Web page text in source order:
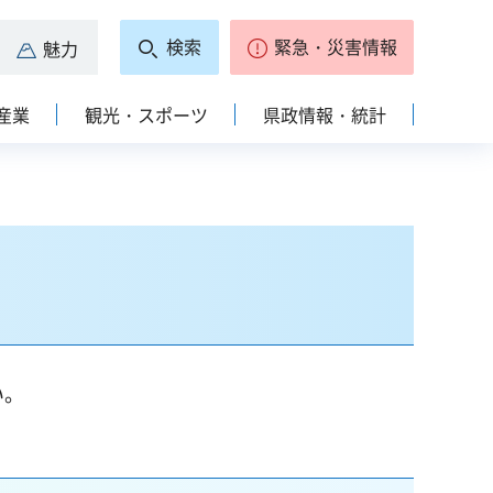
魅力 検索 緊急・災害情報
業 観光・スポーツ 県政情報・統計